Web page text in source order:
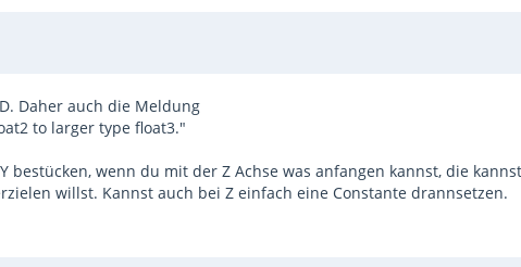
Daher auch die Meldung
to larger type float3."
bestücken, wenn du mit der Z Achse was anfangen kannst, die
willst. Kannst auch bei Z einfach eine Constante drannsetzen.